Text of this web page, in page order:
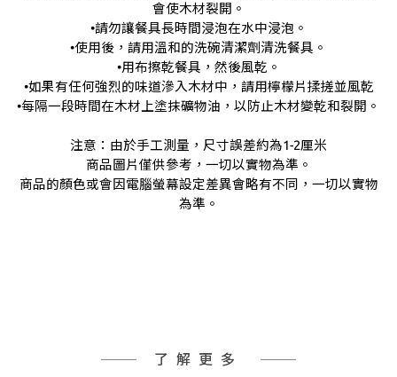
會使木材裂開。
•請勿讓餐具長時間浸泡在水中浸泡。
•使用後，請用溫和的洗碗清潔劑清洗餐具。
•用布擦乾餐具，然後風乾。
•如果有任何強烈的味道滲入木材中，請用檸檬片揉搓並風乾
•每隔一段時間在木材上塗抹礦物油，以防止木材變乾和裂開。
注意：由於手工測量，尺寸誤差約為1-2厘米
商品圖片僅供參考，一切以實物為準。
商品的顏色或會因電腦螢幕設定差異會略有不同，一切以實物
為準。
了解更多